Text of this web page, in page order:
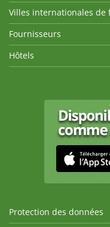
Villes internationales de
Fournisseurs
Hôtels
Protection des données